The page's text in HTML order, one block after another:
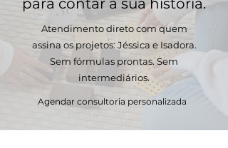
para contar a sua história.
Atendimento direto com quem
assina os projetos: Jéssica e Isadora.
Sem fórmulas prontas. Sem
intermediários.
Agendar consultoria personalizada